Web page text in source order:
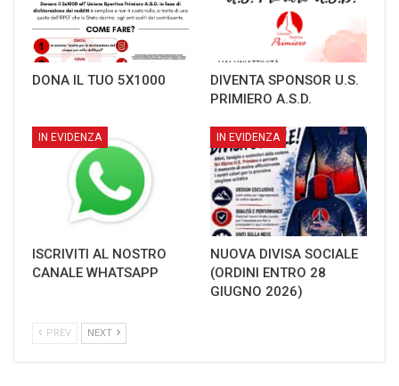
DONA IL TUO 5X1000
DIVENTA SPONSOR U.S.
PRIMIERO A.S.D.
IN EVIDENZA
ISCRIVITI AL NOSTRO
CANALE WHATSAPP
IN EVIDENZA
NUOVA DIVISA SOCIALE
(ORDINI ENTRO 28
GIUGNO 2026)
PREV NEXT